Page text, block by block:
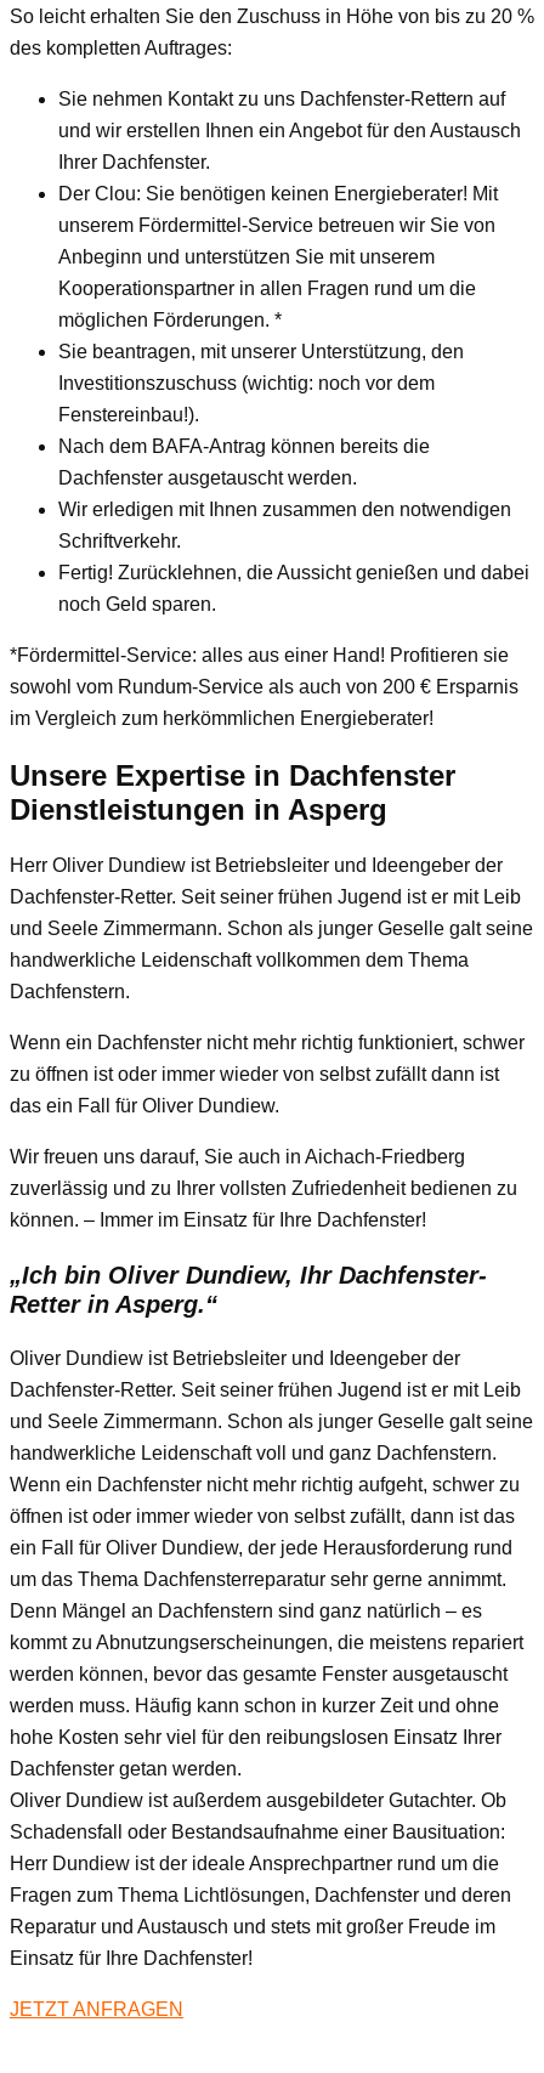
So leicht erhalten Sie den Zuschuss in Höhe von bis zu 20 %
des kompletten Auftrages:
Sie nehmen Kontakt zu uns Dachfenster-Rettern auf
und wir erstellen Ihnen ein Angebot für den Austausch
Ihrer Dachfenster.
Der Clou: Sie benötigen keinen Energieberater! Mit
unserem Fördermittel-Service betreuen wir Sie von
Anbeginn und unterstützen Sie mit unserem
Kooperationspartner in allen Fragen rund um die
möglichen Förderungen. *
Sie beantragen, mit unserer Unterstützung, den
Investitionszuschuss (wichtig: noch vor dem
Fenstereinbau!).
Nach dem BAFA-Antrag können bereits die
Dachfenster ausgetauscht werden.
Wir erledigen mit Ihnen zusammen den notwendigen
Schriftverkehr.
Fertig! Zurücklehnen, die Aussicht genießen und dabei
noch Geld sparen.
*Fördermittel-Service: alles aus einer Hand! Profitieren sie
sowohl vom Rundum-Service als auch von 200 € Ersparnis
im Vergleich zum herkömmlichen Energieberater!
Unsere Expertise in Dachfenster
Dienstleistungen in Asperg
Herr Oliver Dundiew ist Betriebsleiter und Ideengeber der
Dachfenster-Retter. Seit seiner frühen Jugend ist er mit Leib
und Seele Zimmermann. Schon als junger Geselle galt seine
handwerkliche Leidenschaft vollkommen dem Thema
Dachfenstern.
Wenn ein Dachfenster nicht mehr richtig funktioniert, schwer
zu öffnen ist oder immer wieder von selbst zufällt dann ist
das ein Fall für Oliver Dundiew.
Wir freuen uns darauf, Sie auch in Aichach-Friedberg
zuverlässig und zu Ihrer vollsten Zufriedenheit bedienen zu
können. – Immer im Einsatz für Ihre Dachfenster!
„Ich bin Oliver Dundiew, Ihr Dachfenster-
Retter in Asperg.“
Oliver Dundiew ist Betriebsleiter und Ideengeber der
Dachfenster-Retter. Seit seiner frühen Jugend ist er mit Leib
und Seele Zimmermann. Schon als junger Geselle galt seine
handwerkliche Leidenschaft voll und ganz Dachfenstern.
Wenn ein Dachfenster nicht mehr richtig aufgeht, schwer zu
öffnen ist oder immer wieder von selbst zufällt, dann ist das
ein Fall für Oliver Dundiew, der jede Herausforderung rund
um das Thema Dachfensterreparatur sehr gerne annimmt.
Denn Mängel an Dachfenstern sind ganz natürlich – es
kommt zu Abnutzungserscheinungen, die meistens repariert
werden können, bevor das gesamte Fenster ausgetauscht
werden muss. Häufig kann schon in kurzer Zeit und ohne
hohe Kosten sehr viel für den reibungslosen Einsatz Ihrer
Dachfenster getan werden.
Oliver Dundiew ist außerdem ausgebildeter Gutachter. Ob
Schadensfall oder Bestandsaufnahme einer Bausituation:
Herr Dundiew ist der ideale Ansprechpartner rund um die
Fragen zum Thema Lichtlösungen, Dachfenster und deren
Reparatur und Austausch und stets mit großer Freude im
Einsatz für Ihre Dachfenster!
JETZT ANFRAGEN